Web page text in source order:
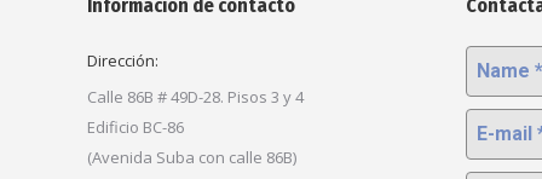
Información de contacto
Dirección:
Calle 86B # 49D-28. Pisos 3 y 4
Edificio BC-86
(Avenida Suba con calle 86B)
Name *
E-mail *